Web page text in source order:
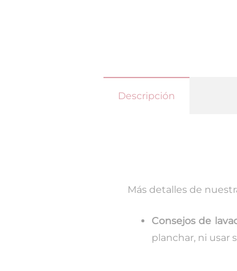
Descripción
Más detalles de
Consejos de
planchar, ni usar